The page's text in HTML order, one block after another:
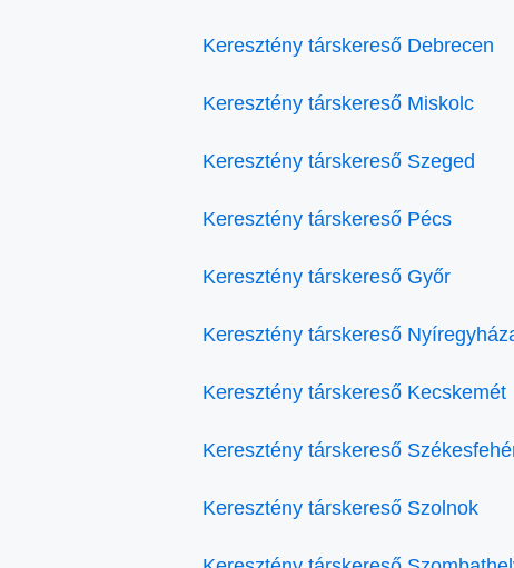
Keresztény társkereső Debrecen
Keresztény társkereső Miskolc
Keresztény társkereső Szeged
Keresztény társkereső Pécs
Keresztény társkereső Győr
Keresztény társkereső
Keresztény társkereső Kecskemét
Keresztény társkereső
Keresztény társkereső Szolnok